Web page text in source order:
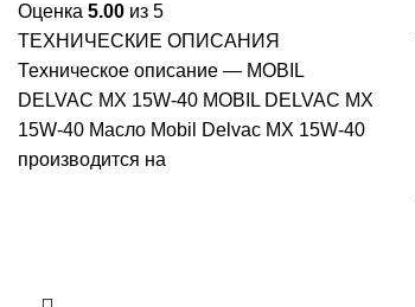
Оценка 5.00 из 5
ТЕХНИЧЕСКИЕ ОПИСАНИЯ
Техническое описание — MOBIL
DELVAC MX 15W-40 MOBIL DELVAC MX
15W-40 Масло Mobil Delvac MX 15W-40
производится на